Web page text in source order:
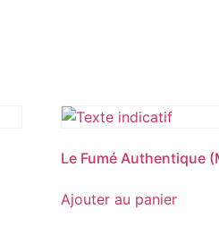
Le Fumé Authentique
Ajouter au panier